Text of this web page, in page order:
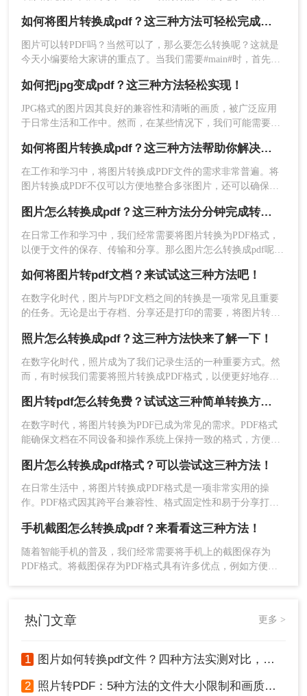
5、转换完成，点击立即下载就可以了。
三、使用PDF转换软件
如果您经常需要进行图片转PDF的操作，可以考虑
安装一款专业的PDF转换软件。这些软件通常提供
更多高级功能和批量处理能力。下面以转转大师
操作如下：
(https://pdftoword.55.la/)下载安装软件。
2、上传要转换的图片，如果要转换的图片较多可以
直接添加文件夹从而批量转换，点击转换之前可按
需求设置一些条件，然后再点开始转换。
和安全性，成为文档传输和存档的首选格式。有时，我们需要
将图片转换成PDF文件，以便更好地分享、打印或保存。
如何将图片转换成pdf？这三种方法可轻松完成转换！
图片可以转PDF吗？当然可以了，那么要怎么转换呢？这就是
今天小编要给大家讲的重点了。当我们需要#main#时，首先要
千千万，哪款好用呢？转转大师就很不错，图片转PDF效果也
很棒哦。
如何把jpg变成pdf？这三种方法轻松实现！
​JPG格式的图片因其良好的兼容性和清晰的画质，被广泛应用
于日常生活和工作中。然而，在某些情况下，我们可能需要将
如何把jpg变成pdf呢？本文将为您介绍三种将JPG转换成PDF的
实用方法。
如何将图片转换成pdf？这三种方法帮助你解决问题！
在工作和学习中，将图片转换成PDF文件的需求非常普遍。将
图片转换成PDF不仅可以方便地整合多张图片，还可以确保文
将介绍三种常见的图片转PDF方法。
图片怎么转换成pdf？这三种方法分分钟完成转换！
在日常工作和学习中，我们经常需要将图片转换为PDF格式，
以便于文件的保存、传输和分享。那么图片怎么转换成pdf呢？
如何将图片转pdf文档？来试试这三种方法吧！
​在数字化时代，图片与PDF文档之间的转换是一项常见且重要
的任务。无论是出于存档、分享还是打印的需要，将图片转换
本文将详细介绍几种实现图片转PDF的方法，帮助读者轻松完
成转换过程。
照片怎么转换成pdf？这三种方法快来了解一下！
在数字化时代，照片成为了我们记录生活的一种重要方式。然
而，有时候我们需要将照片转换成PDF格式，以便更好地存
详细介绍照片转换成PDF的方法和步骤。
图片转pdf怎么转免费？试试这三种简单转换方法！
在数字时代，将图片转换为PDF已成为常见的需求。PDF格式
能确保文档在不同设备和操作系统上保持一致的格式，方便传
绍三种简单、免费的图片转PDF方法，帮助您轻松完成格式转
换。
图片怎么转换成pdf格式？可以尝试这三种方法！
在日常生活中，将图片转换成PDF格式是一项非常实用的操
作。PDF格式因其跨平台兼容性、格式固定性和易于分享打印
怎么转换成pdf格式呢？本文将介绍三种将图片转换成PDF格式
的方法。
手机截图怎么转换成pdf？来看看这三种方法！
随着智能手机的普及，我们经常需要将手机上的截图保存为
PDF格式。将截图保存为PDF格式具有许多优点，例如方便传
热门文章 更多 >
1 图片如何转换pdf文件？四种方法实测对比，附各场景最优选！
2 照片转PDF：5种方法的文件大小限制和画质保留实测！